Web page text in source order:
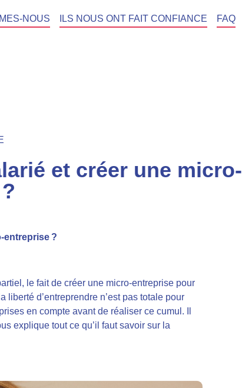
NOUS ILS NOUS ONT FAIT CONFIANCE FAQ
et créer une micro-
entreprise ?
le fait de créer une micro-entreprise pour
liberté d’entreprendre n’est pas totale pour
en compte avant de réaliser ce cumul. Il
explique tout ce qu’il faut savoir sur la